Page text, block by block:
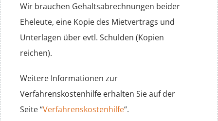
Wir brauchen Gehaltsabrechnungen beider
Eheleute, eine Kopie des Mietvertrags und
Unterlagen über evtl. Schulden (Kopien
reichen).
Weitere Informationen zur
Verfahrenskostenhilfe erhalten Sie auf der
Seite “Verfahrenskostenhilfe“.